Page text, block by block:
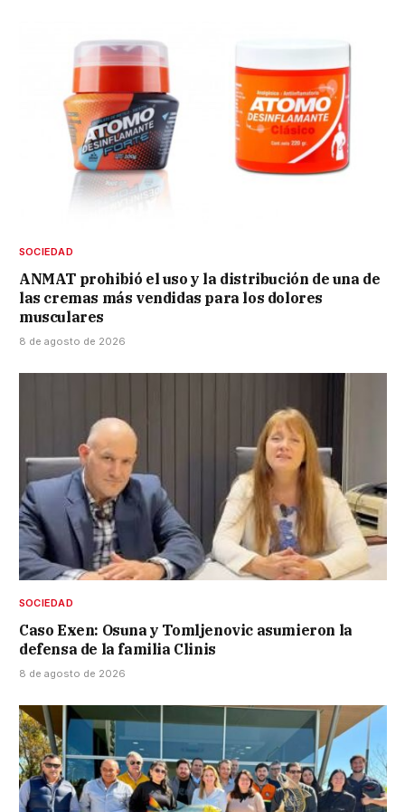
SOCIEDAD
ANMAT prohibió el uso y la distribución de una de
las cremas más vendidas para los dolores
musculares
8 de agosto de 2026
SOCIEDAD
Caso Exen: Osuna y Tomljenovic asumieron la
defensa de la familia Clinis
8 de agosto de 2026